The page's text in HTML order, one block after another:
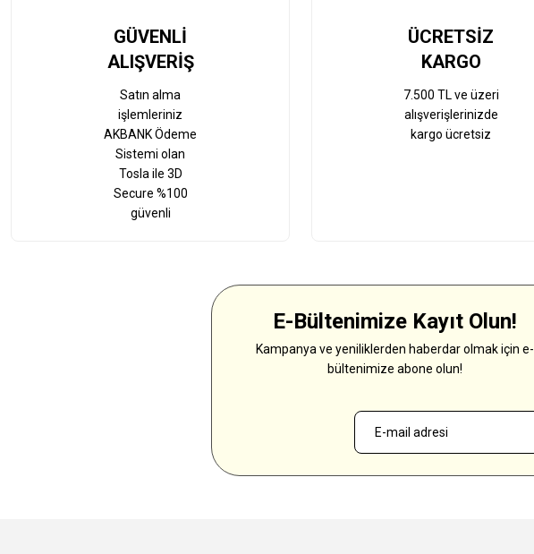
GÜVENLİ
ALIŞVERİŞ
Satın alma
işlemleriniz
AKBANK Ödeme
Sistemi olan
Tosla ile 3D
Secure %100
güvenli
ÜCRETSİZ
KARGO
7.500 TL ve üzeri
alışverişlerinizde
kargo ücretsiz
E-Bültenimize Kayıt Olun!
Kampanya ve yeniliklerden haberdar olmak için e-
bültenimize abone olun!